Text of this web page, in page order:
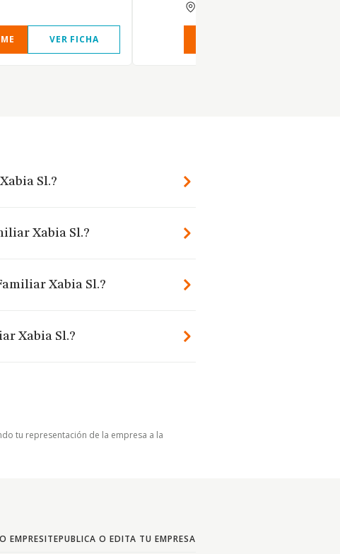
VER FICHA
Sl.?
Xabia Sl.?
Xabia Sl.?
Xabia Sl.?
tu representación de la empresa a la
EMPRESITEPUBLICA O EDITA TU EMPRESA